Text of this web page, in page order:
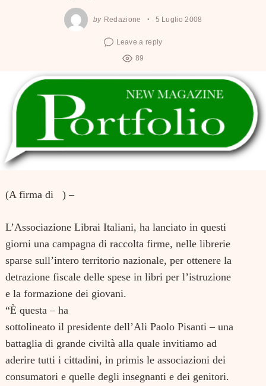
by Redazione 5 Luglio 2008
Leave a reply
89
(A firma di ) –
L’Associazione Librai Italiani, ha lanciato in questi
giorni una campagna di raccolta firme, nelle librerie
sparse sull’intero territorio nazionale, per ottenere la
detrazione fiscale delle spese in libri per l’istruzione
e la formazione dei giovani.
“È questa – ha
sottolineato il presidente dell’Ali Paolo Pisanti – una
battaglia di grande civiltà alla quale invitiamo ad
aderire tutti i cittadini, in primis le associazioni dei
consumatori e quelle degli insegnanti e dei genitori.